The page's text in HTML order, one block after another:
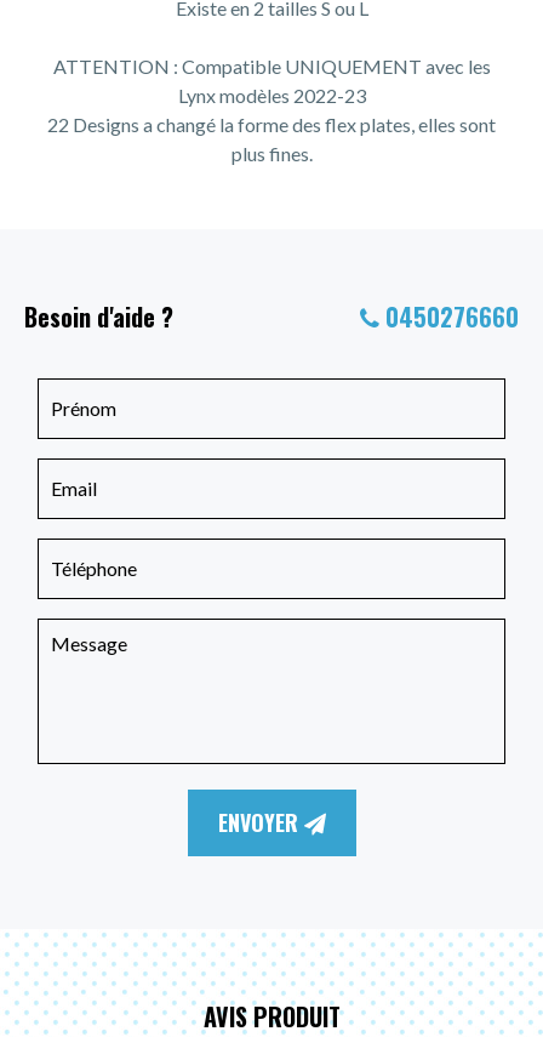
Existe en 2 tailles S ou L
ATTENTION : Compatible UNIQUEMENT avec les
Lynx modèles 2022-23
22 Designs a changé la forme des flex plates, elles sont
plus fines.
Besoin d'aide ? 0450276660
ENVOYER
AVIS PRODUIT